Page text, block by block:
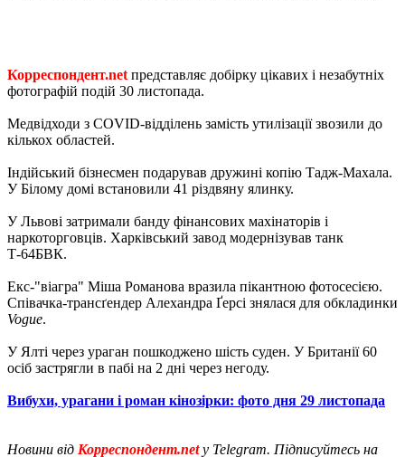
Корреспондент.net представляє добірку цікавих і незабутніх
фотографій подій 30 листопада.
Медвідходи з COVID-відділень замість утилізації звозили до
кількох областей.
Індійський бізнесмен подарував дружині копію Тадж-Махала.
У Білому домі встановили 41 різдвяну ялинку.
У Львові затримали банду фінансових махінаторів і
наркоторговців. Харківський завод модернізував танк
Т-64БВК.
Екс-"віагра" Міша Романова вразила пікантною фотосесією.
Співачка-трансґендер Алехандра Ґерсі знялася для обкладинки
Vogue.
У Ялті через ураган пошкоджено шість суден. У Британії 60
осіб застрягли в пабі на 2 дні через негоду.
Вибухи, урагани і роман кінозірки: фото дня 29 листопада
Новини від Корреспондент.netу Telegram. Підписуйтесь на